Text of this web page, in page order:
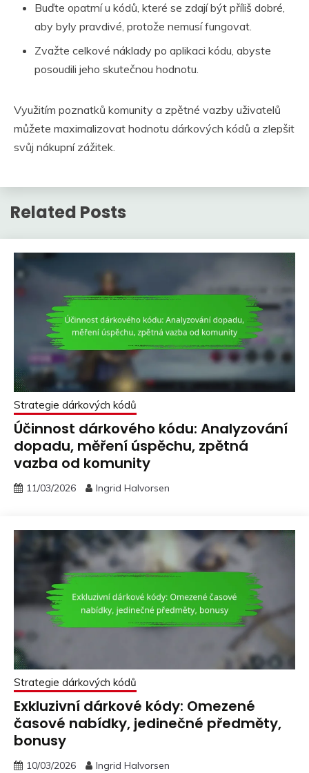
Buďte opatrní u kódů, které se zdají být příliš dobré,
aby byly pravdivé, protože nemusí fungovat.
Zvažte celkové náklady po aplikaci kódu, abyste
posoudili jeho skutečnou hodnotu.
Využitím poznatků komunity a zpětné vazby uživatelů
můžete maximalizovat hodnotu dárkových kódů a zlepšit
svůj nákupní zážitek.
Related Posts
Strategie dárkových kódů
Účinnost dárkového kódu: Analyzování
dopadu, měření úspěchu, zpětná
vazba od komunity
11/03/2026 Ingrid Halvorsen
Strategie dárkových kódů
Exkluzivní dárkové kódy: Omezené
časové nabídky, jedinečné předměty,
bonusy
10/03/2026 Ingrid Halvorsen